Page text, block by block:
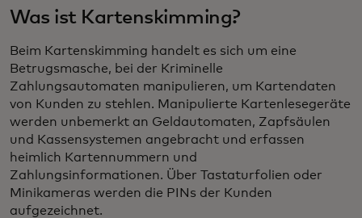
Was ist Kartenskimming?
Beim Kartenskimming handelt es sich um eine
Betrugsmasche, bei der Kriminelle
Zahlungsautomaten manipulieren, um Kartendaten
von Kunden zu stehlen. Manipulierte Kartenlesegeräte
werden unbemerkt an Geldautomaten, Zapfsäulen
und Kassensystemen angebracht und erfassen
heimlich Kartennummern und
Zahlungsinformationen. Über Tastaturfolien oder
Minikameras werden die PINs der Kunden
aufgezeichnet.